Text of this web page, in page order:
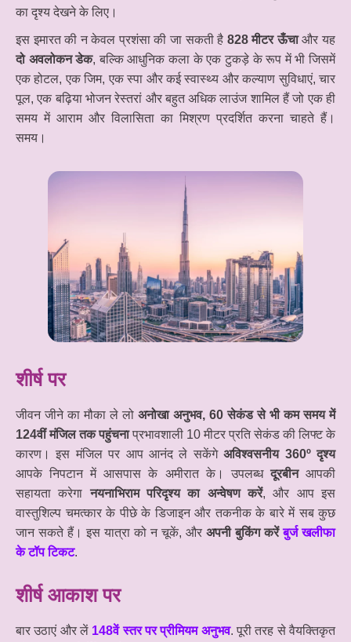
का दृश्य देखने के लिए।
इस इमारत की न केवल प्रशंसा की जा सकती है 828 मीटर ऊँचाऔर यह
दो अवलोकन डेक, बल्कि आधुनिक कला के एक टुकड़े के रूप में भी जिसमें
एक होटल, एक जिम, एक स्पा और कई स्वास्थ्य और कल्याण सुविधाएं, चार
पूल, एक बढ़िया भोजन रेस्तरां और बहुत अधिक लाउंज शामिल हैं जो एक ही
समय में आराम और विलासिता का मिश्रण प्रदर्शित करना चाहते हैं।
समय।
शीर्ष पर
जीवन जीने का मौका ले लो अनोखा अनुभव, 60 सेकंड से भी कम समय में
124वीं मंजिल तक पहुंचनाप्रभावशाली 10 मीटर प्रति सेकंड की लिफ्ट के
कारण। इस मंजिल पर आप आनंद ले सकेंगेअविश्वसनीय 360º दृश्य
आपके निपटान में आसपास के अमीरात के। उपलब्धदूरबीनआपकी
सहायता करेगानयनाभिराम परिदृश्य का अन्वेषण करें, और आप इस
वास्तुशिल्प चमत्कार के पीछे के डिजाइन और तकनीक के बारे में सब कुछ
जान सकते हैं। इस यात्रा को न चूकें, और अपनी बुकिंग करें बुर्ज खलीफा
के टॉप टिकट.
शीर्ष आकाश पर
बार उठाएं और लें 148वें स्तर पर प्रीमियम अनुभव. पूरी तरह से वैयक्तिकृत